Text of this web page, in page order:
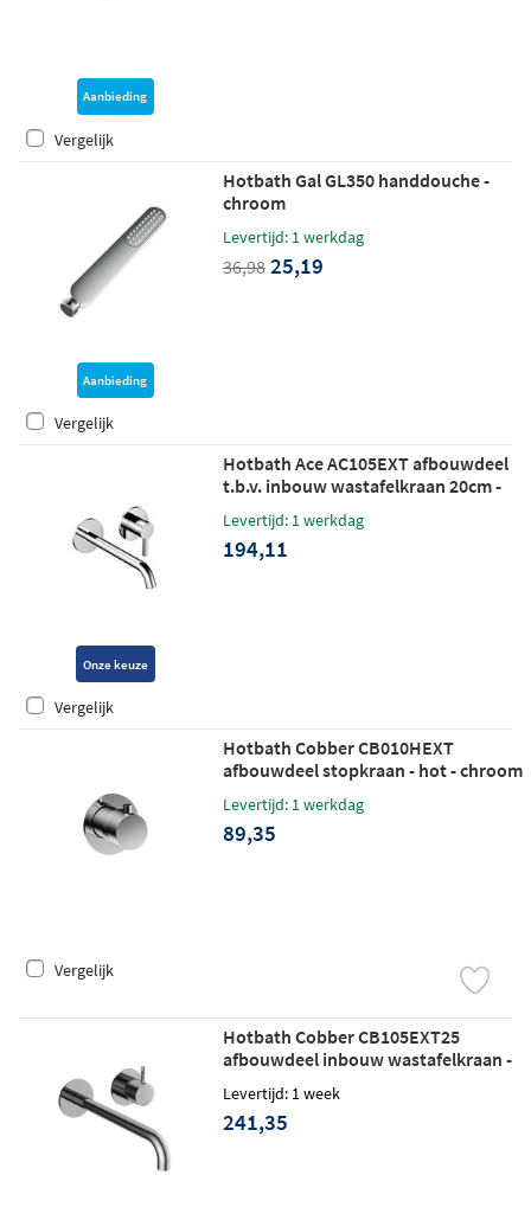
Aanbieding
Vergelijk
Aanbieding
Hotbath Gal GL350 handdouche -
chroom
Levertijd: 1 werkdag
36,98 25,19
Vergelijk
Onze keuze
Hotbath Ace AC105EXT afbouwdeel
t.b.v. inbouw wastafelkraan 20cm -
chroom
Levertijd: 1 werkdag
194,11
Vergelijk
Hotbath Cobber CB010HEXT
afbouwdeel stopkraan - hot - chroom
Levertijd: 1 werkdag
89,35
Vergelijk
Hotbath Cobber CB105EXT25
afbouwdeel inbouw wastafelkraan -
Levertijd: 1 week
241,35